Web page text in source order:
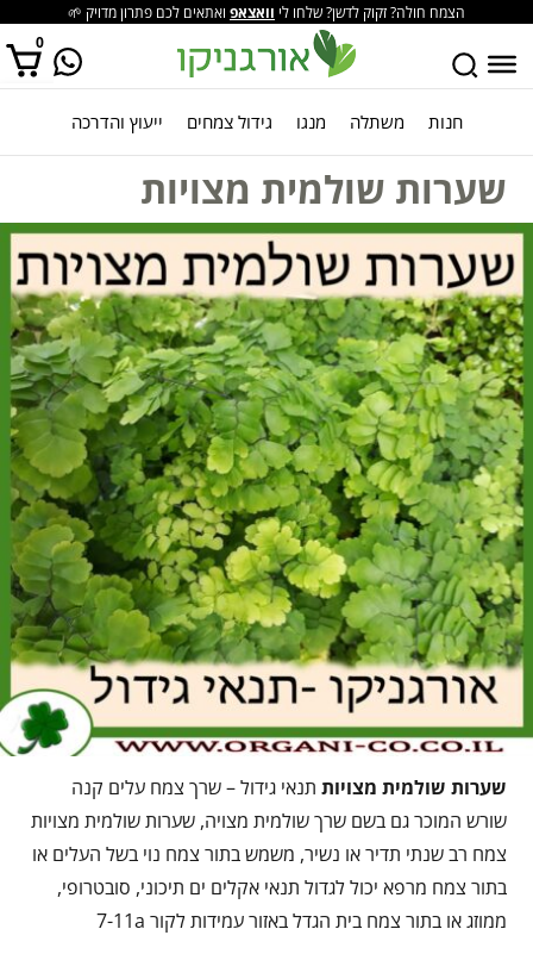
הצמח חולה? זקוק לדשן? שלחו לי וואצאפ ואתאים לכם פתרון מדויק 🌱
0
אין מוצרים בסל הקניות. חנות משתלה מנגו גידול צמחים ייעוץ והדרכה
שערות שולמית מצויות
שערות שולמית מצויות תנאי גידול – שרך צמח עלים קנה
שורש המוכר גם בשם שרך שולמית מצויה, שערות שולמית מצויות
צמח רב שנתי תדיר או נשיר, משמש בתור צמח נוי בשל העלים או
בתור צמח מרפא יכול לגדול תנאי אקלים ים תיכוני, סובטרופי,
ממוזג או בתור צמח בית הגדל באזור עמידות לקור 7-11a